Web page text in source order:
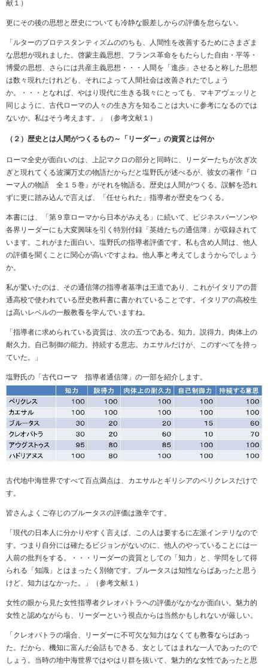
献１）
更にその後の思想と歴史についても冷静な眼差しからの評価を怠らない。
「ルターのプロテスタンティズムののちも、人間性を改善するためにさまざま
な思想が現れました。啓蒙主義思想、フランス革命をもたらした自由・平等・
博愛の思想、さらには共産主義思想・・・人間を「進歩」させると称した思想
は数々現れたけれども、それによって人間社会は改善されたでしょう
か。・・・となれば、やはり現代に生きる我々にとっても、マキアヴェッリと
同じように、古代ローマの人々の生き方を知ることは大いに参考になるのでは
ないか。私はそう考えます。」（参考文献１）
（２）歴史とは人間がつくるもの～「リーダー」の資質とは何か
ローマ全史が面白いのは、上記マクロの部分と同時に、リーダーたちが次ぎ次
ぎと現れてくる波瀾万丈の物語だからだと塩野氏が述べるが、彼女の著作『ロ
ーマ人の物語 全１５巻』がそれを物語る。歴史は人間がつくる。誤解を恐れ
ずに更に踏み込んで言えば、「任せられた」指導者が歴史をつくる。
本書には、「第９章ローマから日本がみえる」に続いて、ビジネスパーソンや
各界リーダーにも大変興味を引く特別付録「英雄たちの通信簿」が収録されて
います。これがまた面白い。塩野氏の指導者評価です。私も含め人間は、他人
の評価を聞くことに関心が高いですよね。他人事と考えてしまうからでしょう
か。
私が驚いたのは、その通信簿の指導者基準は王道であり、これがイタリアの普
通高校で使われている歴史教科書に書かれていることです。イタリアの高校生
は高いレベルの一般教養を学んでいますね。
「指導者に求められている資質は、次の五つである。知力。説得力。肉体上の
耐久力。自己制御の能力。持続する意志。カエサルだけが、このすべてを持っ
ていた。」
塩野氏の「古代ローマ 指導者通信簿」の一部を紹介します。
古代地中海世界ですべて百点満点は、カエサルとギリシアのペリクレスだけで
す。
皆さんよくご存じのブルータスの評価は激辛です。
「現代の日本人に分かりやすく言えば、この人は要するに左派インテリなので
す。つまり自分には確たるビジョンがないのに、他人のやっていることには一
人前の批判をする。・・・リーダーの資質としての「知力」と、学問をして得
られる「知識」とはまったく別物です。ブルータスは知性ならばあったと思う
けど、知力はなかった。」（参考文献１）
女性の眼から見た女性指導者クレオパトラへの評価がなかなか面白い。魅力的
女性と認めながらも、リーダーという視点からは当然かもしれないが厳しい。
「クレオパトラの場合、リーダーに不可欠な知力はなくても教養ならばあっ
た。だから、機知に富んだ会話もできる、女としてはまれな一人であったので
しょう。当時の地中海世界ではやはり群を抜いて、魅力的な女性であったと思